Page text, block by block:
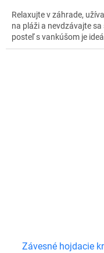
Relaxujte v záhrade,
na pláži a nevdzávajte
posteľ s vankúšom je
Závesné hojdacie